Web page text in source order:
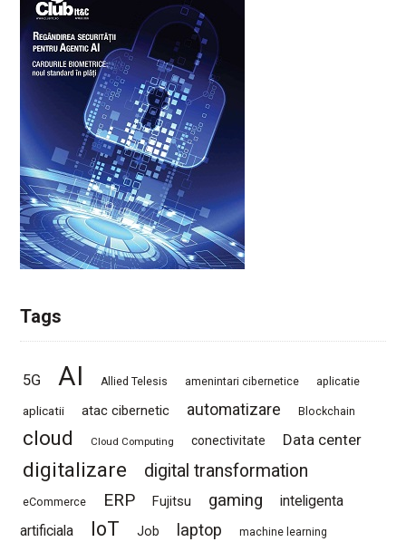
Tags
5G AI Allied Telesis amenintari cibernetice aplicatie
aplicatii atac cibernetic automatizare Blockchain
cloud Cloud Computing conectivitate Data center
digitalizare digital transformation
eCommerce ERP Fujitsu gaming
inteligenta
artificiala
IoT Job laptop machine learning